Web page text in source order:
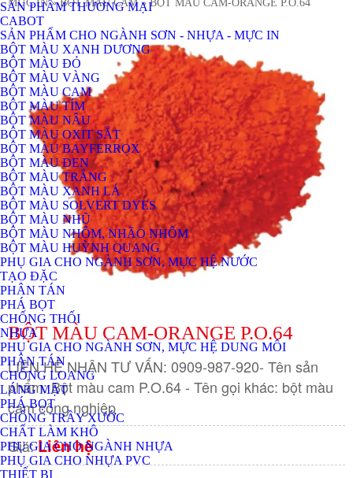
SẢN PHẨM THƯƠNG MẠI
CABOT
SẢN PHẨM CHO NGÀNH SƠN - NHỰA - MỰC IN
BỘT MÀU XANH DƯƠNG
BỘT MÀU ĐỎ
BỘT MÀU VÀNG
BỘT MÀU CAM
BỘT MÀU TÍM
BỘT MÀU NÂU
BỘT MÀU OXIT SẮT
BỘT MÀU BAYFERROX
BỘT MÀU ĐEN
BỘT MÀU TRẮNG
BỘT MÀU XANH LÁ
BỘT MÀU SOLVERT DYES
BỘT MÀU NHŨ
BỘT MÀU NHÔM, NHÃO NHÔM
BỘT MÀU HUỲNH QUANG
PHỤ GIA CHO NGÀNH SƠN, MỰC HỆ NƯỚC
TẠO ĐẶC
PHÂN TÁN
PHÁ BỌT
CHỐNG THỐI
NHỰA
PHỤ GIA CHO NGÀNH SƠN, MỰC HỆ DUNG MÔI
PHÂN TÁN
CHỐNG LOANG
LÁNG MẶT
PHÁ BỌT
CHỐNG TRẦY XƯỚC
CHẤT LÀM KHÔ
PHỤ GIA CHO NGÀNH NHỰA
PHỤ GIA CHO NHỰA PVC
THIẾT BỊ
MỰC IN » BỘT MÀU CAM » BỘT MÀU CAM-ORANGE P.O.64
BỘT MÀU CAM-ORANGE P.O.64
LIÊN HỆ NHẬN TƯ VẤN: 0909-987-920- Tên sản
phẩm: Bột màu cam P.O.64 - Tên gọi khác: bột màu
cam công nghiệp
Giá:Liên hệ